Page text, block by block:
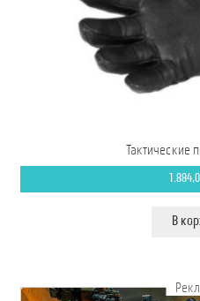
Тактические
В